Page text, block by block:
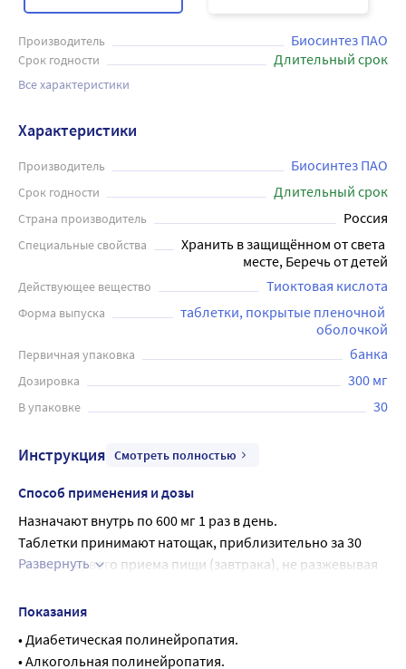
Производитель Биосинтез ПАО
Срок годности Длительный срок
Все характеристики
Характеристики
Производитель Биосинтез ПАО
Срок годности Длительный срок
Страна производитель Россия
Специальные свойства
Хранить в защищённом от света
месте, Беречь от детей
Действующее вещество Тиоктовая кислота
Форма выпуска
таблетки, покрытые пленочной
оболочкой
Первичная упаковка банка
Дозировка 300 мг
В упаковке 30
Инструкция Смотреть полностью
Способ применения и дозы
Назначают внутрь по 600 мг 1 раз в день.
Таблетки принимают натощак, приблизительно за 30
мин до первого приема пищи (завтрака), не разжевывая
Максимальная суточная доза - 600 мг.
Минимальный курс терапии 3 месяца. В некоторых
случаях прием препарата предполагает более
Развернуть
Показания
• Диабетическая полинейропатия.
• Алкогольная полинейропатия.